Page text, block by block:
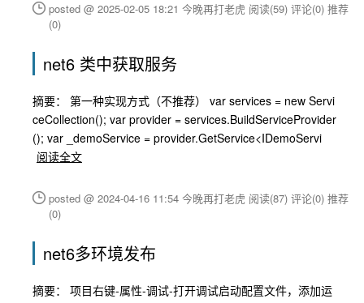
posted @ 2025-02-05 18:21 今晚再打老虎 阅读(59) 评论(0) 推荐
(0)
net6 类中获取服务
摘要： 第一种实现方式（不推荐） var services = new Servi
ceCollection(); var provider = services.BuildServiceProvider
(); var _demoService = provider.GetService<IDemoServi
阅读全文
posted @ 2024-04-16 11:54 今晚再打老虎 阅读(87) 评论(0) 推荐
(0)
net6多环境发布
摘要： 项目右键-属性-调试-打开调试启动配置文件，添加运